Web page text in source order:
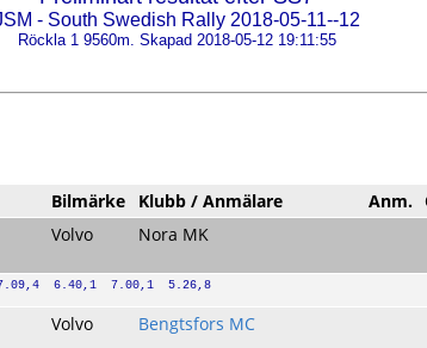
- South Swedish Rally 2018-05-11--12
Röckla 1 9560m. Skapad 2018-05-12 19:11:55
Bilmärke Klubb / Anmälare Anm.
Volvo Nora MK
6.40,1  7.00,1  5.26,8
Volvo Bengtsfors MC